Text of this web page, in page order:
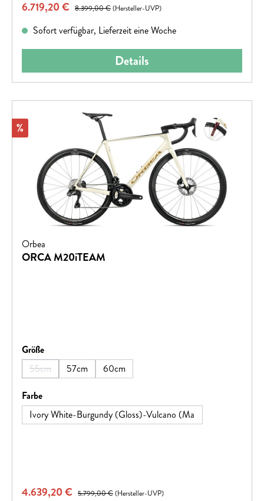
Verkaufspreis:
6.719,20 € Regulärer Preis:
8.399,00 €(Hersteller-UVP)
Sofort verfügbar, Lieferzeit eine Woche
Details
Rabatt
%
Orbea
ORCA M20iTEAM
Größeauswählen
55cm
(Diese Option ist zurzeit nicht verfügbar.)
57cm
60cm
Farbeauswählen
Ivory White-Burgundy (Gloss)-Vulcano (Ma
Verkaufspreis:
4.639,20 € Regulärer Preis:
5.799,00 €(Hersteller-UVP)